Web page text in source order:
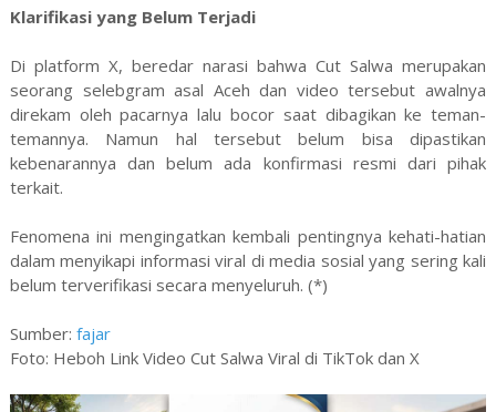
Klarifikasi yang Belum Terjadi
Di platform X, beredar narasi bahwa Cut Salwa merupakan
seorang selebgram asal Aceh dan video tersebut awalnya
direkam oleh pacarnya lalu bocor saat dibagikan ke teman-
temannya. Namun hal tersebut belum bisa dipastikan
kebenarannya dan belum ada konfirmasi resmi dari pihak
terkait.
Fenomena ini mengingatkan kembali pentingnya kehati-hatian
dalam menyikapi informasi viral di media sosial yang sering kali
belum terverifikasi secara menyeluruh. (*)
Sumber: fajar
Foto: Heboh Link Video Cut Salwa Viral di TikTok dan X